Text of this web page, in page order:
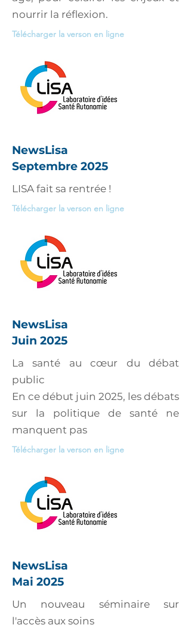
nourrir la réflexion.
Télécharger la verson en ligne
NewsLisa
Septembre 2025
LISA fait sa rentrée !
Télécharger la verson en ligne
NewsLisa
Juin 2025
La santé au cœur du débat
public
En ce début juin 2025, les débats
sur la politique de santé ne
manquent pas
Télécharger la verson en ligne
NewsLisa
Mai 2025
Un nouveau séminaire sur
l'accès aux soins